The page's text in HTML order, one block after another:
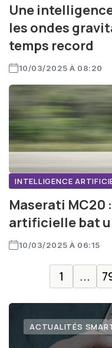
Une
les ondes
temps record
10/03/2025 À 08:20
INTELLIGENCE
Maserati MC20
artificielle bat
10/03/2025 À 06:15
1 ...
ACTUALITÉS